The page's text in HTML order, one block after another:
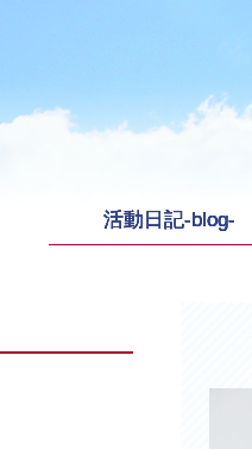
活動日記-blog-